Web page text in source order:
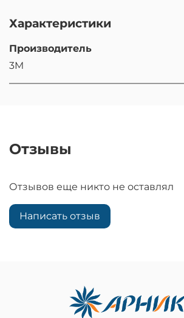
Характеристики
Производитель
3M
Отзывы
Отзывов еще никто не оставлял
Написать отзыв